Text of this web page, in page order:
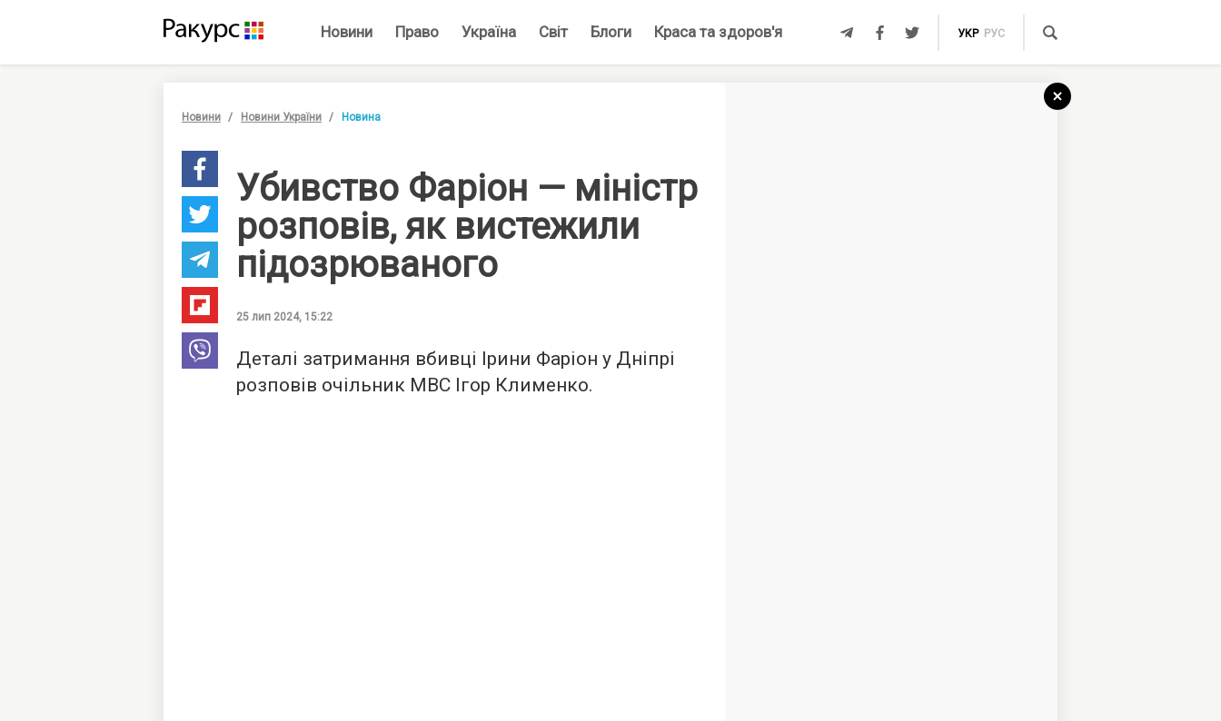
Новини Право Україна Світ Блоги Краса та здоров'я УКР РУС
Новини Новини України Новина
Убивство Фаріон — міністр
розповів, як вистежили
підозрюваного
25 лип 2024, 15:22
Деталі затримання вбивці Ірини Фаріон у Дніпрі
розповів очільник МВС Ігор Клименко.